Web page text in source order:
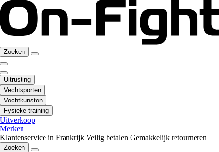
Zoeken
Uitrusting
Vechtsporten
Vechtkunsten
Fysieke training
Uitverkoop
Merken
Klantenservice in Frankrijk Veilig betalen Gemakkelijk retourneren
Zoeken